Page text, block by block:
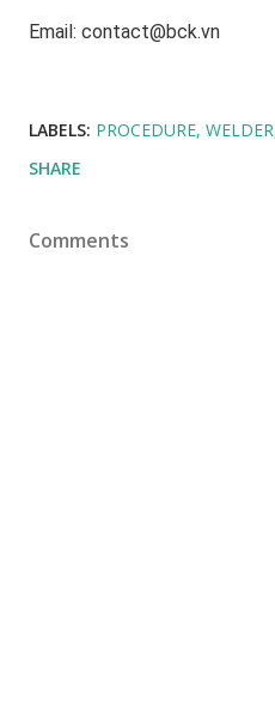
Email: contact@bck.vn
LABELS: PROCEDURE WELDER
SHARE
Comments